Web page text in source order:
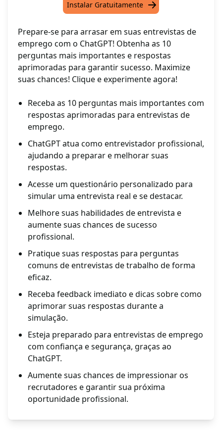
Instalar Gratuitamente
Prepare-se para arrasar em suas entrevistas de
emprego com o ChatGPT! Obtenha as 10
perguntas mais importantes e respostas
aprimoradas para garantir sucesso. Maximize
suas chances! Clique e experimente agora!
Receba as 10 perguntas mais importantes com
respostas aprimoradas para entrevistas de
emprego.
ChatGPT atua como entrevistador profissional,
ajudando a preparar e melhorar suas
respostas.
Acesse um questionário personalizado para
simular uma entrevista real e se destacar.
Melhore suas habilidades de entrevista e
aumente suas chances de sucesso
profissional.
Pratique suas respostas para perguntas
comuns de entrevistas de trabalho de forma
eficaz.
Receba feedback imediato e dicas sobre como
aprimorar suas respostas durante a
simulação.
Esteja preparado para entrevistas de emprego
com confiança e segurança, graças ao
ChatGPT.
Aumente suas chances de impressionar os
recrutadores e garantir sua próxima
oportunidade profissional.